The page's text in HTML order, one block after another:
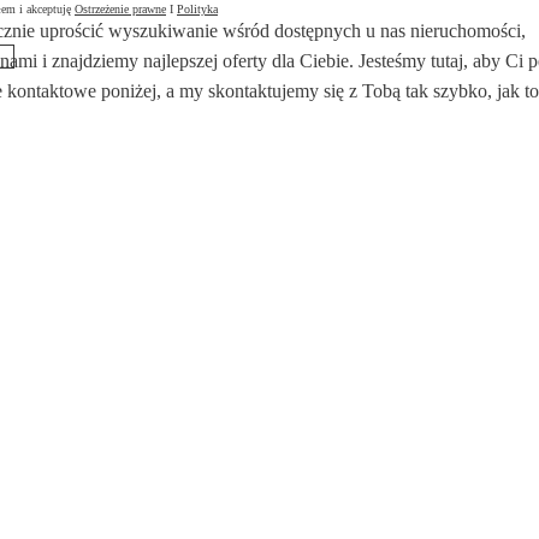
i akceptuję Ostrzeżenie prawne I Polityka
uprościć wyszukiwanie wśród dostępnych u nas nieruchomości,
i znajdziemy najlepszej oferty dla Ciebie. Jesteśmy tutaj, aby Ci
kontaktowe poniżej, a my skontaktujemy się z Tobą tak szybko, jak to